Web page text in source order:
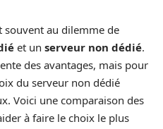
souvent au dilemme de
et un serveur non dédié.
des avantages, mais pour
du serveur non dédié
Voici une comparaison des
à faire le choix le plus